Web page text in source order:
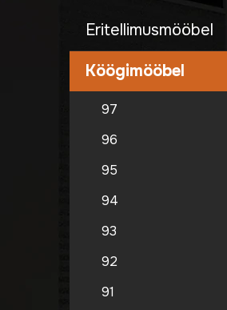
Eritellimusmööbel
Köögimööbel
97
96
95
94
93
92
91